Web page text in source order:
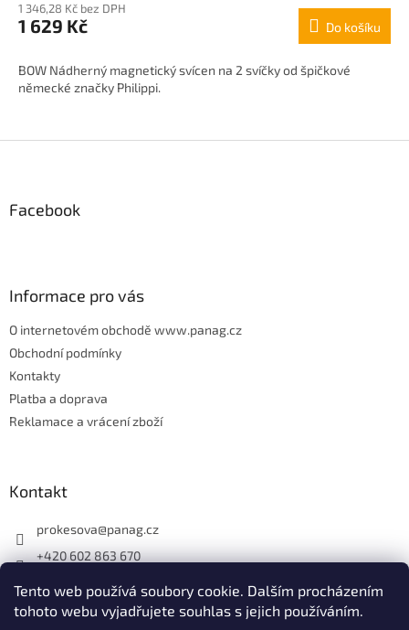
Tento web používá soubory cookie. Dalším procházením
tohoto webu vyjadřujete souhlas s jejich používáním.
produktu
je
z
hvězdiček.
1 346,28 Kč bez DPH
1 629 Kč Do košíku
BOW Nádherný magnetický svícen na 2 svíčky od špičkové
německé značky Philippi.
p
aFacebook
Informace pro vás
O internetovém obchodě www.panag.cz
Obchodní podmínky
Kontakty
Platba a doprava
Reklamace a vrácení zboží
Kontakt
prokesova@panag.cz
+420 602 863 670